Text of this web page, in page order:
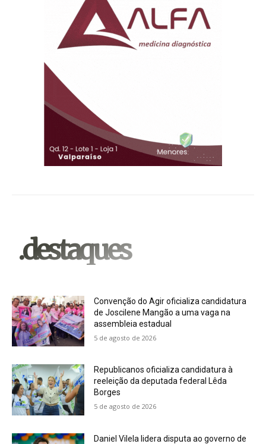
.destaques
Convenção do Agir oficializa candidatura
de Joscilene Mangão a uma vaga na
assembleia estadual
5 de agosto de 2026
Republicanos oficializa candidatura à
reeleição da deputada federal Lêda
Borges
5 de agosto de 2026
Daniel Vilela lidera disputa ao governo de